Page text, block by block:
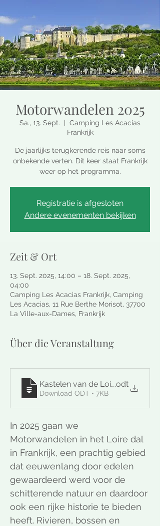
Motorwandelen 2025
Sa., 13. Sept.
Camping Les Acacias
Frankrijk
De jaarlijks terugkerende reis naar soms
onbekende verten. Dit keer staat Frankrijk
weer op het programma.
Registratie is afgesloten
Andere evenementen bekijken
Zeit & Ort
13. Sept. 2025, 14:00 – 18. Sept. 2025,
04:00
Camping Les Acacias Frankrijk, Camping
Les Acacias, 11 Rue Berthe Morisot, 37700
La Ville-aux-Dames, Frankrijk
Über die Veranstaltung
Kastelen van de Loire.odt
Download ODT • 7KB
In 2025 gaan we
Motorwandelen in het Loire dal
in Frankrijk, een prachtig gebied
dat eeuwenlang door edelen
gewaardeerd werd voor de
schitterende natuur en daardoor
ook een rijke historie te bieden
heeft. Rivieren, bossen en